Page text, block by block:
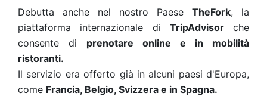
Debutta anche nel nostro Paese TheFork, la
piattaforma internazionale di TripAdvisorche
consente di prenotare online e in mobilità
ristoranti.
Il servizio era offerto già in alcuni paesi d'Europa,
come Francia, Belgio, Svizzera e in Spagna.